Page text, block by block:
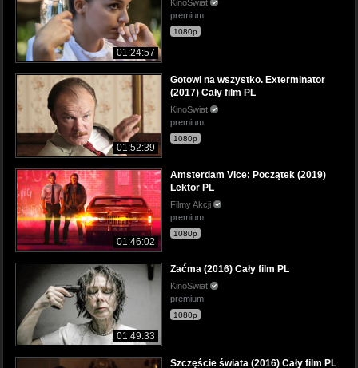
01:24:57
KinoSwiat
premium
1080p
01:52:39
Gotowi na wszystko. Exterminator
(2017) Cały film PL
KinoSwiat
premium
1080p
01:46:02
Amsterdam Vice: Początek (2019)
Lektor PL
Filmy Akcji
premium
1080p
01:49:33
Zaćma (2016) Cały film PL
KinoSwiat
premium
1080p
Szczęście świata (2016) Cały film PL